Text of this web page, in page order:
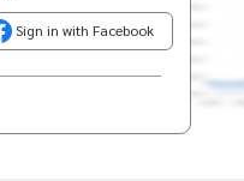
Sign in with Facebook